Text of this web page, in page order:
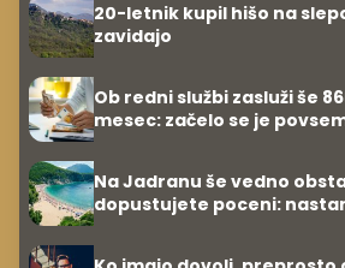
20-letnik kupil hišo na
zavidajo
Ob redni službi zasluži še
mesec: začelo se je
Na Jadranu še vedno
dopustujete poceni: